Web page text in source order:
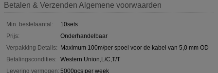
Betalen & Verzenden Algemene voorwaarden
Min. bestelaantal:
10sets
Prijs:
Onderhandelbaar
Verpakking Details: Maximum 100m/per spoel voor de kabel van 5,0 mm OD
Betalingscondities:
Western Union,L/C,T/T
Levering vermogen: 5000pcs per week